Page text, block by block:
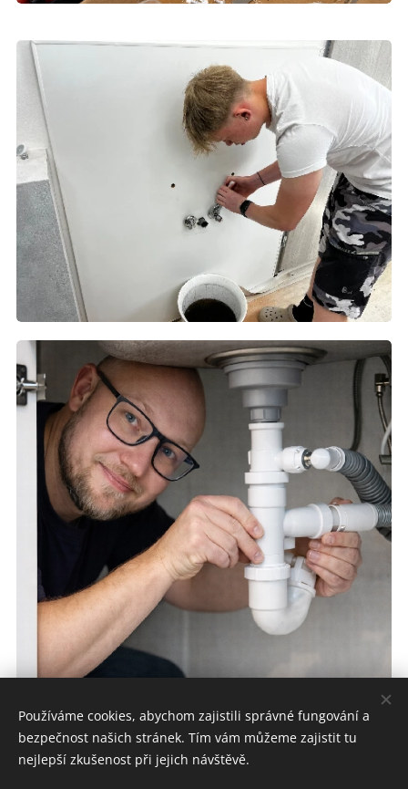
Používáme cookies, abychom zajistili správné fungování a
bezpečnost našich stránek. Tím vám můžeme zajistit tu
nejlepší zkušenost při jejich návštěvě.